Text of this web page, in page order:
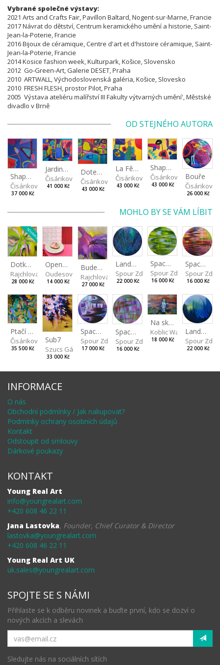
Vybrané společné výstavy:
2021 Arts and Crafts Fair, Pavillon Baltard, Nogent-sur-Marne, Francie
2017 Návrat do dětství, Centrum keramického umění a historie, Saint-
Jean-la-Poterie, Francie
2016 Bijoux de céramique, Centre d'art et d'histoire céramique, Saint-
Jean-la-Poterie, Francie
2014 Kosice fashion week, Kulturpark, Košice, Slovensko
2012 Go-Green-Art, Galerie DESET, Praha
2010 ARTWALL, Východoslovenská galéria, Košice, Slovesko
2010 FRESH FLESH, prostor Pilot, Praha
2005 Výstava ateliéru malířství III Fakulty výtvarných umění', Městské
divadlo v Brně
OD STEJNÉHO AUTORA
Shapes of mind III
Čisáriková Táňa
37 000 Kč
Jardin - Zahrada
Čisáriková Táňa
41 000 Kč
Doteky - Les touches
Čisáriková Táňa
43 000 Kč
La Fête - Oslava
Čisáriková Táňa
43 000 Kč
Shapes of Mind II
Čisáriková Táňa
43 000 Kč
Bouře
Čisáriková
26 000 Kč
MOHLO BY SE VÁM LÍBIT
NOVINKA
Dotkneš-li se na správném místě
Rajchlová Alžběta
28 000 Kč
Open-faced sandwich
Oudesová Barbora
14 000 Kč
Budeš-li se dívat dosti pozorně
Rajchlová Alžběta
27 000 Kč
Landscape III
Spour Zdeněk
22 000 Kč
Spaces I
Spour Zdeněk
16 000 Kč
Spaces II
Spour
16 000 Kč
Ptačí perspektiva
Čisáriková Táňa
35 500 Kč
Sub7
Szucs Gábor
33 000 Kč
Spaces IV
Spour Zdeněk
17 000 Kč
Spaces III
Spour Zdeněk
16 000 Kč
Na skalách
Koblic Walterová
18 000 Kč
Landscape II
Spour
22 000 Kč
INFORMACE
O nás
Obchodní podmínky / Jak nakupovat?
Podmínky ochrany osobních údajů
Kontakt
Odstoupit od smlouvy
Dárkové poukazy
KONTAKT
Young Real Art
info@youngrealart.com
+420 608 46 22 11
Jana Lastovka, Founder, Chief Curator & Director
lastovka@youngrealart.com
+420 608 46 22 11
Young Real Art UK
uk.sales@youngrealart.com
SPOJTE SE S NÁMI
Přihlaste se k odběru novinek a buďte první, kdo se dozví o
nových akcích a slevách
Sledujte nás na sociálních sítích